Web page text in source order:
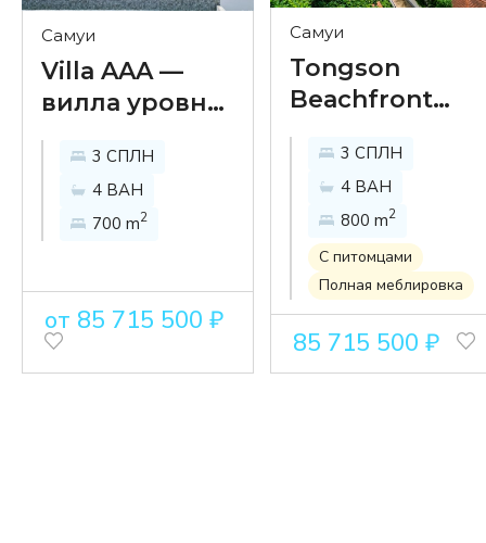
Самуи
Villa AAA —
вилла уровня
премиального
отеля в
районе Банг
Пор
3 СПЛН
4 ВАН
700 m2
от 85 715 500 ₽
Самуи
Tongson
Beachfront
Villa –
эксклюзивная
3-спальная
вилла из двух
зданий на
берегу моря в
заливе
Тонгсон
3 СПЛН
4 ВАН
800 m2
С питомцами
Полная меблировка
85 715 500 ₽